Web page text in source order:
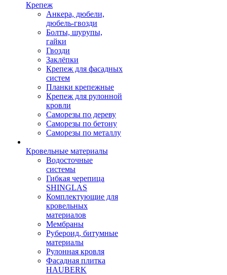
Крепеж
Анкера, дюбели,
дюбель-гвозди
Болты, шурупы,
гайки
Гвозди
Заклёпки
Крепеж для фасадных
систем
Планки крепежные
Крепеж для рулонной
кровли
Саморезы по дереву
Саморезы по бетону
Саморезы по металлу
Кровельные материалы
Водосточные
системы
Гибкая черепица
SHINGLAS
Комплектующие для
кровельных
материалов
Мембраны
Рубероид, битумные
материалы
Рулонная кровля
Фасадная плитка
HAUBERK